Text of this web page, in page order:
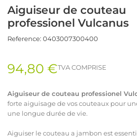
Aiguiseur de couteau
professionel Vulcanus
Reference: 0403007300400
94,80 €TVA COMPRISE
Aiguiseur de couteau professionel
forte aiguisage de vos couteaux pour
une longue durée de vie.
Aiguiser le couteau a jambon est